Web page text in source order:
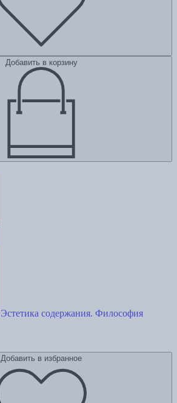
Добавить в корзину
Эстетика содержания. Философия
Добавить в избранное